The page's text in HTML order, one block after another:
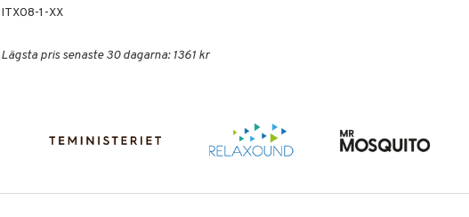
ITX08-1-XX
Lägsta pris senaste 30 dagarna: 1361 kr